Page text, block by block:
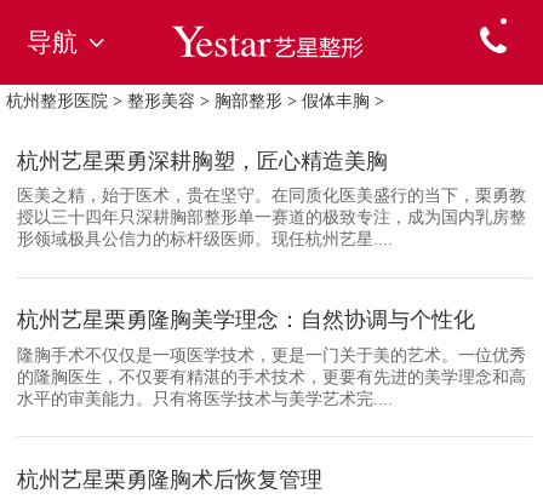
导航
杭州整形医院 > 整形美容 > 胸部整形 > 假体丰胸 >
杭州艺星栗勇深耕胸塑，匠心精造美胸
医美之精，始于医术，贵在坚守。在同质化医美盛行的当下，栗勇教
授以三十四年只深耕胸部整形单一赛道的极致专注，成为国内乳房整
形领域极具公信力的标杆级医师。现任杭州艺星....
杭州艺星栗勇隆胸美学理念：自然协调与个性化
隆胸手术不仅仅是一项医学技术，更是一门关于美的艺术。一位优秀
的隆胸医生，不仅要有精湛的手术技术，更要有先进的美学理念和高
水平的审美能力。只有将医学技术与美学艺术完....
杭州艺星栗勇隆胸术后恢复管理